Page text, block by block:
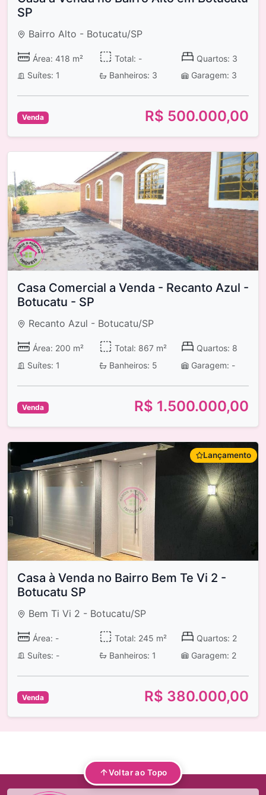
SP
Bairro Alto - Botucatu/SP
Área: 418 m² Total: -
Quartos: 3
Suítes: 1
Banheiros: 3 Garagem: 3
Venda R$ 500.000,00
Casa Comercial a Venda - Recanto Azul -
Botucatu - SP
Recanto Azul - Botucatu/SP
Área: 200 m² Total: 867 m²
Quartos: 8
Suítes: 1
Banheiros: 5 Garagem: -
Venda R$ 1.500.000,00
Lançamento
Casa à Venda no Bairro Bem Te Vi 2 -
Botucatu SP
Bem Ti Vi 2 - Botucatu/SP
Área: - Total: 245 m²
Quartos: 2
Suítes: -
Banheiros: 1 Garagem: 2
Venda R$ 380.000,00
Voltar ao Topo